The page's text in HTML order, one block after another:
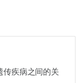
传疾病之间的关